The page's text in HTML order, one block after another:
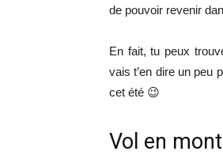
de pouvoir revenir
En fait, tu peux
vais t’en dire un peu
cet été 😉
Vol en